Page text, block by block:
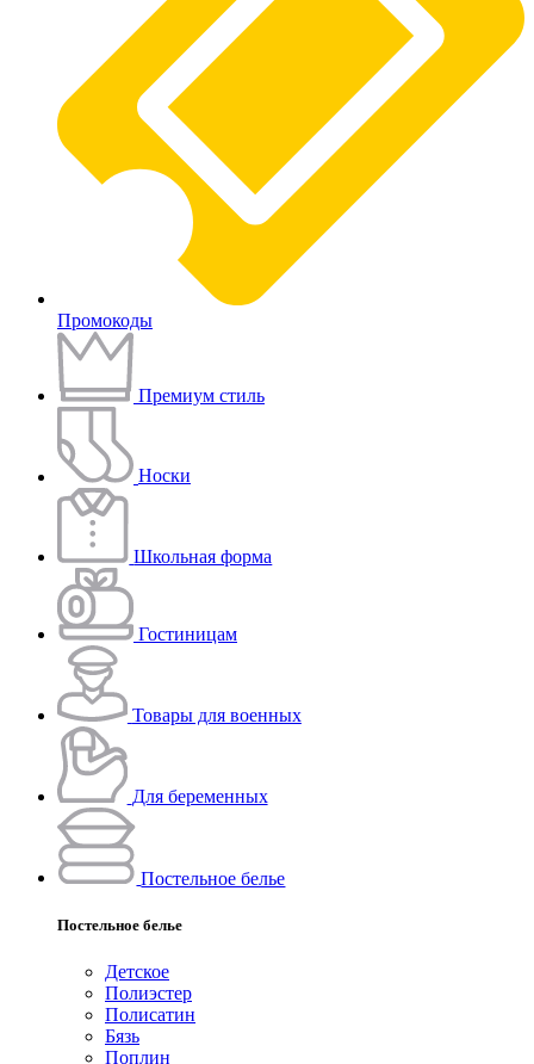
Промокоды
Премиум стиль
Носки
Школьная форма
Гостиницам
Товары для военных
Для беременных
Постельное белье
Постельное белье
Детское
Полиэстeр
Полисатин
Бязь
Поплин